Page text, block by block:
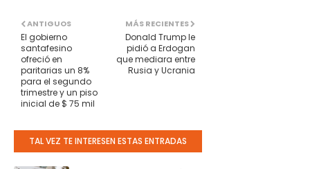
MÁS RECIENTES
Donald Trump le
pidió a Erdogan
que mediara entre
Rusia y Ucrania
ANTIGUOS
El gobierno
santafesino
ofreció en
paritarias un 8%
para el segundo
trimestre y un piso
inicial de $ 75 mil
TAL VEZ TE INTERESEN ESTAS ENTRADAS